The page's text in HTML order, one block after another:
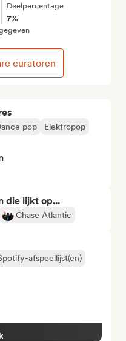
pop
Elektropop
die lijkt op...
Chase Atlantic
afspeellijst(en)
Deelpercentage
7%
curatoren